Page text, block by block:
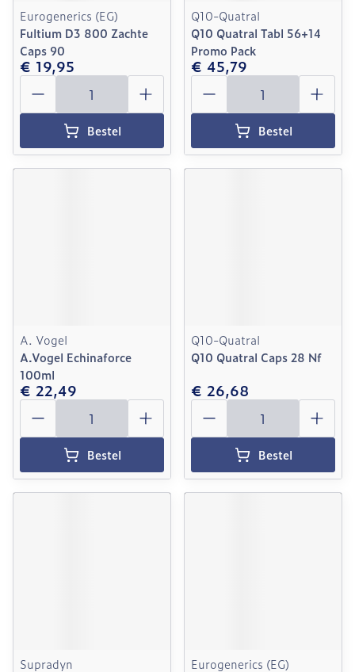
Eurogenerics (EG)
Fultium D3 800 Zachte
Caps 90
€ 19,95
Aantal
Bestel
Q10-Quatral
Q10 Quatral Tabl 56+14
Promo Pack
€ 45,79
Aantal
Bestel
A. Vogel
A.Vogel Echinaforce
100ml
€ 22,49
Aantal
Bestel
Q10-Quatral
Q10 Quatral Caps 28 Nf
€ 26,68
Aantal
Bestel
Supradyn
Eurogenerics (EG)